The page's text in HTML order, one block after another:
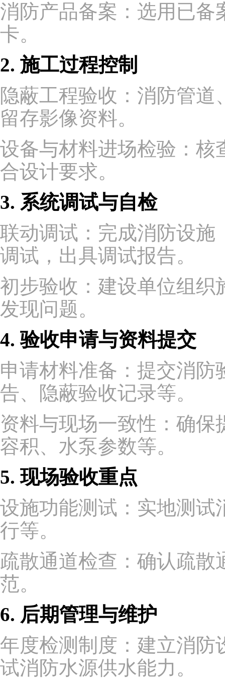
消防产品备案：选用已备
卡。
2. 施工过程控制
隐蔽工程验收：消防管
留存影像资料。
设备与材料进场检验：核
合设计要求。
3. 系统调试与自检
联动调试：完成消防设施
调试，出具调试报告。
初步验收：建设单位组织
发现问题。
4. 验收申请与资料提交
申请材料准备：提交消
告、隐蔽验收记录等。
资料与现场一致性：确
容积、水泵参数等。
5. 现场验收重点
设施功能测试：实地测试
行等。
疏散通道检查：确认疏
范。
6. 后期管理与维护
年度检测制度：建立消防
试消防水源供水能力。